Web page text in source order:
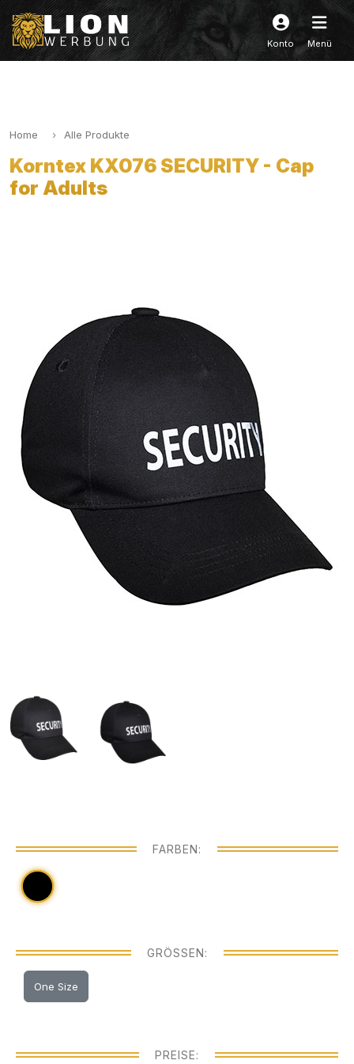
Konto Menü
Home Alle Produkte
Korntex KX076 SECURITY - Cap
for Adults
FARBEN:
GRÖSSEN:
One Size
PREISE: